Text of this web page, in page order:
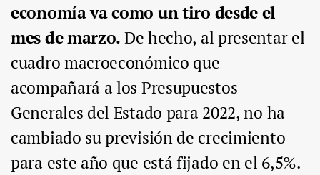
economía va como un tiro desde el
mes de marzo.De hecho, al presentar el
cuadro macroeconómico que
acompañará a los Presupuestos
Generales del Estado para 2022, no ha
cambiado su previsión de crecimiento
para este año que está fijado en el 6,5%.